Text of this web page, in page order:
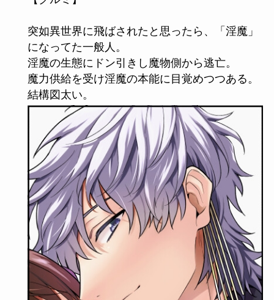
突如異世界に飛ばされたと思ったら、「淫魔」
になってた一般人。
淫魔の生態にドン引きし魔物側から逃亡。
魔力供給を受け淫魔の本能に目覚めつつある。
結構図太い。